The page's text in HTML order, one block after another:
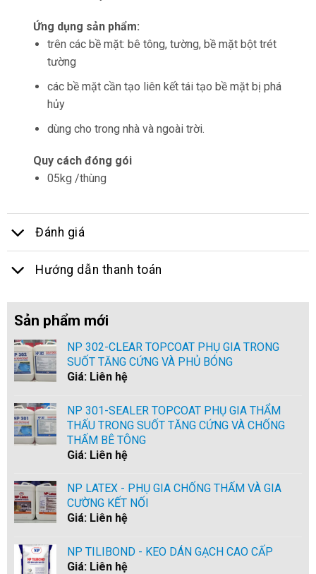
Ứng dụng sản phẩm:
trên các bề mặt: bê tông, tường, bề mặt bột trét
tường
các bề mặt cần tạo liên kết tái tạo bề mặt bị phá
hủy
dùng cho trong nhà và ngoài trời.
Quy cách đóng gói
05kg /thùng
Đánh giá
Hướng dẫn thanh toán
Sản phẩm mới
NP 302-CLEAR TOPCOAT PHỤ GIA TRONG
SUỐT TĂNG CỨNG VÀ PHỦ BÓNG
Giá: Liên hệ
NP 301-SEALER TOPCOAT PHỤ GIA THẨM
THẤU TRONG SUỐT TĂNG CỨNG VÀ CHỐNG
THẤM BÊ TÔNG
Giá: Liên hệ
NP LATEX - PHỤ GIA CHỐNG THẤM VÀ GIA
CƯỜNG KẾT NỐI
Giá: Liên hệ
NP TILIBOND - KEO DÁN GẠCH CAO CẤP
Giá: Liên hệ